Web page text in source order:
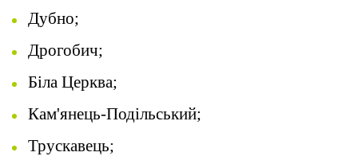
Дубно;
Дрогобич;
Біла Церква;
Кам'янець-Подільський;
Трускавець;